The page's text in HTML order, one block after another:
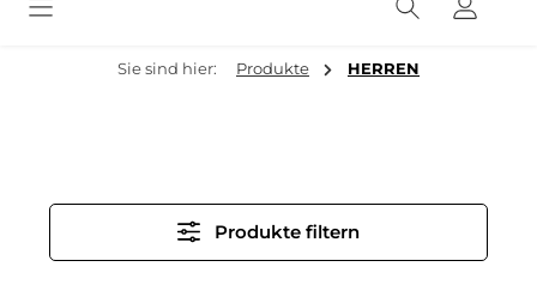
Sie sind hier: Produkte HERREN
Produkte filtern